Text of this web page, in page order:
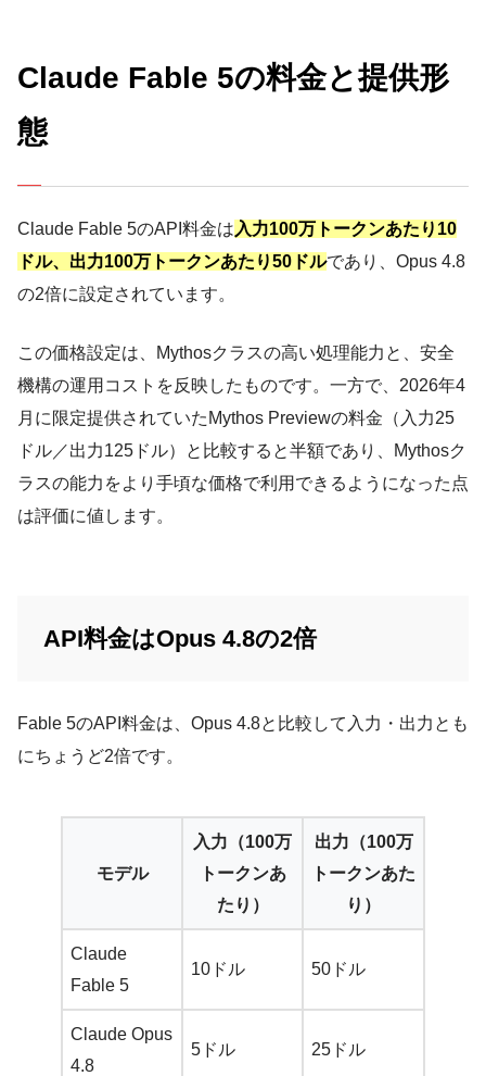
Claude Fable 5の料金と提供形
態
Claude Fable 5のAPI料金は 入力100万トークンあたり10
ドル、出力100万トークンあたり50ドルであり、Opus 4.8
の2倍に設定されています。
この価格設定は、Mythosクラスの高い処理能力と、安全
機構の運用コストを反映したものです。一方で、2026年4
月に限定提供されていたMythos Previewの料金（入力25
ドル／出力125ドル）と比較すると半額であり、Mythosク
ラスの能力をより手頃な価格で利用できるようになった点
は評価に値します。
API料金はOpus 4.8の2倍
Fable 5のAPI料金は、Opus 4.8と比較して入力・出力とも
にちょうど2倍です。
モデル
入力（100万
トークンあ
たり）
出力（100万
トークンあた
り）
Claude
Fable 5
10ドル 50ドル
Claude Opus
4.8
5ドル 25ドル